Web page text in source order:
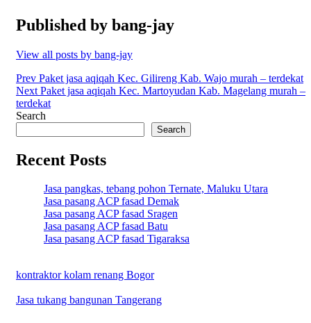
Published by bang-jay
View all posts by bang-jay
Post
navigation
Prev Paket jasa aqiqah Kec. Gilireng Kab. Wajo murah – terdekat
Next Paket jasa aqiqah Kec. Martoyudan Kab. Magelang murah –
terdekat
Search
Search
Recent Posts
Jasa pangkas, tebang pohon Ternate, Maluku Utara
Jasa pasang ACP fasad Demak
Jasa pasang ACP fasad Sragen
Jasa pasang ACP fasad Batu
Jasa pasang ACP fasad Tigaraksa
kontraktor kolam renang Bogor
Jasa tukang bangunan Tangerang